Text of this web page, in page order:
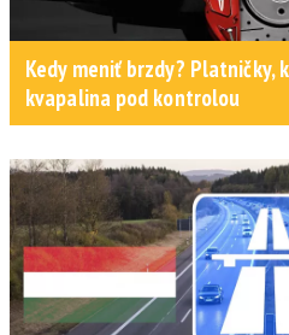
Kedy meniť brzdy? Platničky,
kvapalina pod kontrolou